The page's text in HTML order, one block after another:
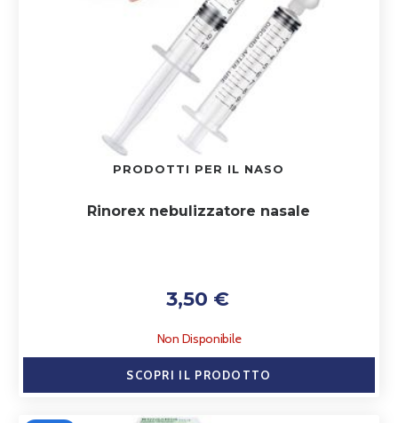
PRODOTTI PER IL NASO
Rinorex nebulizzatore nasale
3,50 €
Non Disponibile
SCOPRI IL PRODOTTO